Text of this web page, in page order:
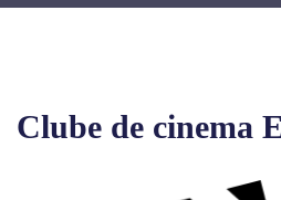
Clube de cinema